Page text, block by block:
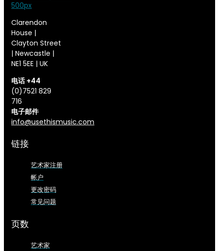
Clarendon
House |
Clayton Street
| Newcastle |
NE1 5EE | UK
电话 +44
(0)7521 829
716
电子邮件
info@usethismusic.com
链接
艺术家注册
帐户
更改密码
常见问题
页数
艺术家